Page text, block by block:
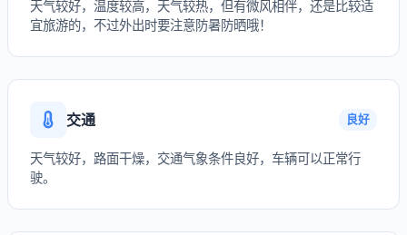
天气较好，温度较高，天气较热，但有微风相伴，还是比较适
宜旅游的，不过外出时要注意防暑防晒哦！
交通 良好
天气较好，路面干燥，交通气象条件良好，车辆可以正常行
驶。